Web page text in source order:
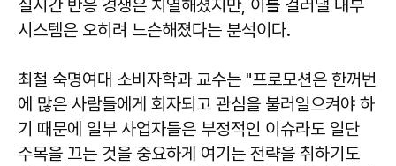
실시간 반응 경쟁은 치열해졌지만, 이를 걸러낼 내부
시스템은 오히려 느슨해졌다는 분석이다.
최철 숙명여대 소비자학과 교수는 "프로모션은 한꺼번
에 많은 사람들에게 회자되고 관심을 불러일으켜야 하
기 때문에 일부 사업자들은 부정적인 이슈라도 일단
주목을 끄는 것을 중요하게 여기는 전략을 취하기도